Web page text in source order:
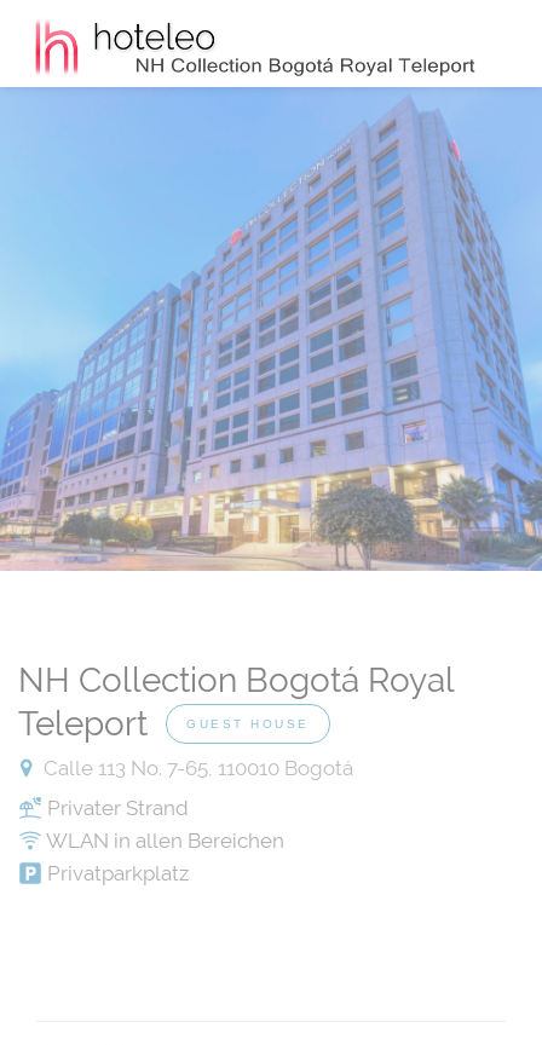
NH Collection Bogotá Royal
Teleport
GUEST HOUSE
Calle 113 No. 7-65, 110010 Bogotá
Privater Strand
WLAN in allen Bereichen
Privatparkplatz